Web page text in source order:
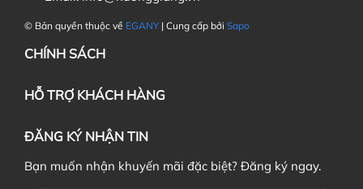
© Bản quyền thuộc về EGANY | Cung cấp bởi Sapo
CHÍNH SÁCH
HỖ TRỢ KHÁCH HÀNG
ĐĂNG KÝ NHẬN TIN
Bạn muốn nhận khuyến mãi đặc biệt? Đăng ký ngay.